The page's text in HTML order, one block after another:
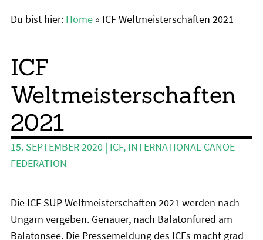
SUP-Events
Ratgeber
Das Magazin
Stand Up Magazin TV
Mein Konto
Du bist hier: Home» ICF Weltmeisterschaften 2021
ICF
Weltmeisterschaften
2021
15. SEPTEMBER 2020| ICF, INTERNATIONAL CANOE
FEDERATION
Die ICF SUP Weltmeisterschaften 2021 werden nach
Ungarn vergeben. Genauer, nach Balatonfured am
Balatonsee. Die Pressemeldung des ICFs macht grad